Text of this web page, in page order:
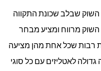
השוק שבלב שכונת התקווה
מרווח ומציע מבחר
רבות שכל אחת מהן מציעה
לאטליזים עם כל סוגי